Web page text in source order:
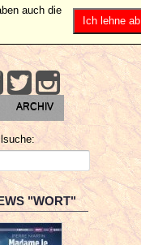
ARCHIV
"WORT"
Ich lehne ab
auch die